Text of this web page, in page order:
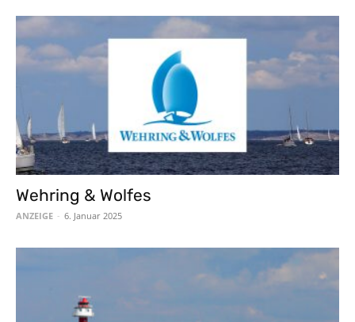
Wehring & Wolfes
ANZEIGE - 6. Januar 2025